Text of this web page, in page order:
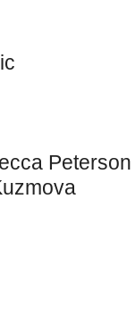
Peterson